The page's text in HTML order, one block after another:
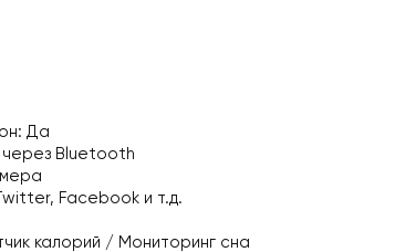
Да
через Bluetooth
Facebook и т.д.
калорий / Мониторинг сна